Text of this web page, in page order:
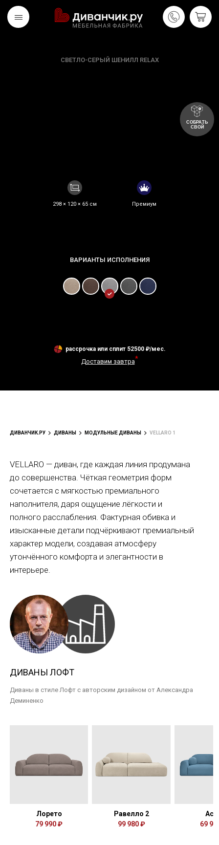
СВЕТЛО-СЕРЫЙ ШЕНИЛЛ RELAX
СОБРАТЬ
СВОЙ
298 × 120 × 65 см Премиум
рассрочка или сплит 52500 ₽/мес.
Доставим завтра*
ДИВАНЧИК.РУ ДИВАНЫ МОДУЛЬНЫЕ ДИВАНЫ VELLARO 1
VELLARO — диван, где каждая линия продумана
до совершенства. Чёткая геометрия форм
сочетается с мягкостью премиального
наполнителя, даря ощущение лёгкости и
полного расслабления. Фактурная обивка и
изысканные детали подчёркивают премиальный
характер модели, создавая атмосферу
утончённого комфорта и элегантности в
интерьере.
ДИВАНЫ ЛОФТ
Диваны в стиле Лофт с авторским дизайном от Александра
Деминенко
Лорето
79 990 ₽
Равелло 2
99 980 ₽
69
Скандинавская